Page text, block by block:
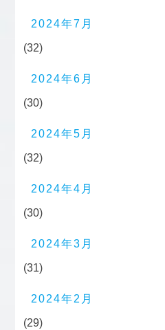
2024年7月
(32)
2024年6月
(30)
2024年5月
(32)
2024年4月
(30)
2024年3月
(31)
2024年2月
(29)